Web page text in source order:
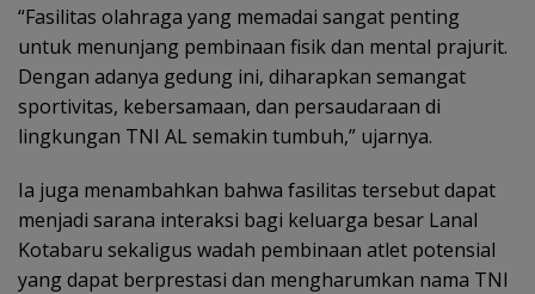
“Fasilitas olahraga yang memadai sangat penting
untuk menunjang pembinaan fisik dan mental prajurit.
Dengan adanya gedung ini, diharapkan semangat
sportivitas, kebersamaan, dan persaudaraan di
lingkungan TNI AL semakin tumbuh,” ujarnya.
Ia juga menambahkan bahwa fasilitas tersebut dapat
menjadi sarana interaksi bagi keluarga besar Lanal
Kotabaru sekaligus wadah pembinaan atlet potensial
yang dapat berprestasi dan mengharumkan nama TNI